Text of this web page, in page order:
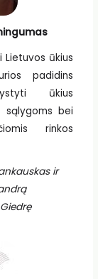
ūkius
padidins
ūkius
sąlygoms bei
rinkos
ir